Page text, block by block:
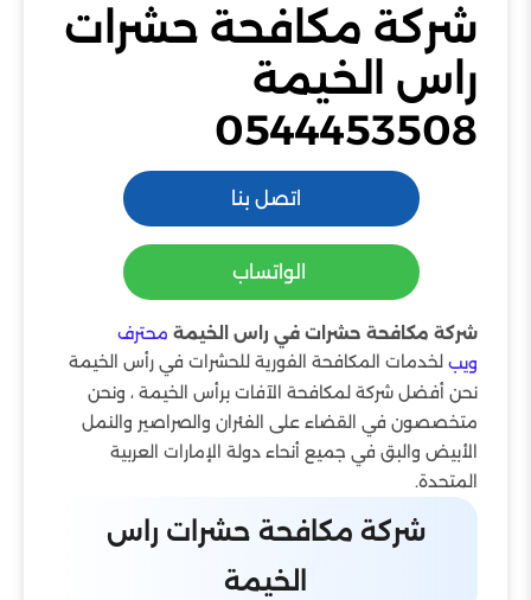
شركة مكافحة حشرات
راس الخيمة
0544453508
اتصل بنا
الواتساب
شركة مكافحة حشرات في راس الخيمة محترف
ويب لخدمات المكافحة الفورية للحشرات في رأس الخيمة
نحن أفضل شركة لمكافحة الآفات برأس الخيمة ، ونحن
متخصصون في القضاء على الفئران والصراصير والنمل
الأبيض والبق في جميع أنحاء دولة الإمارات العربية
المتحدة.
شركة مكافحة حشرات راس
الخيمة